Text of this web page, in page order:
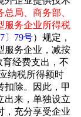
局、商务部、
服务企业所得税
〕79号）规定，
服务企业，减按
育经费支出，不
纳税所得额时
扣除。因此，甲
出来，单独设立
，充分享受企业